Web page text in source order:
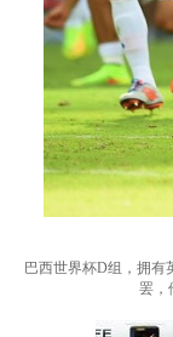
巴西世界杯D组，拥有
罢，